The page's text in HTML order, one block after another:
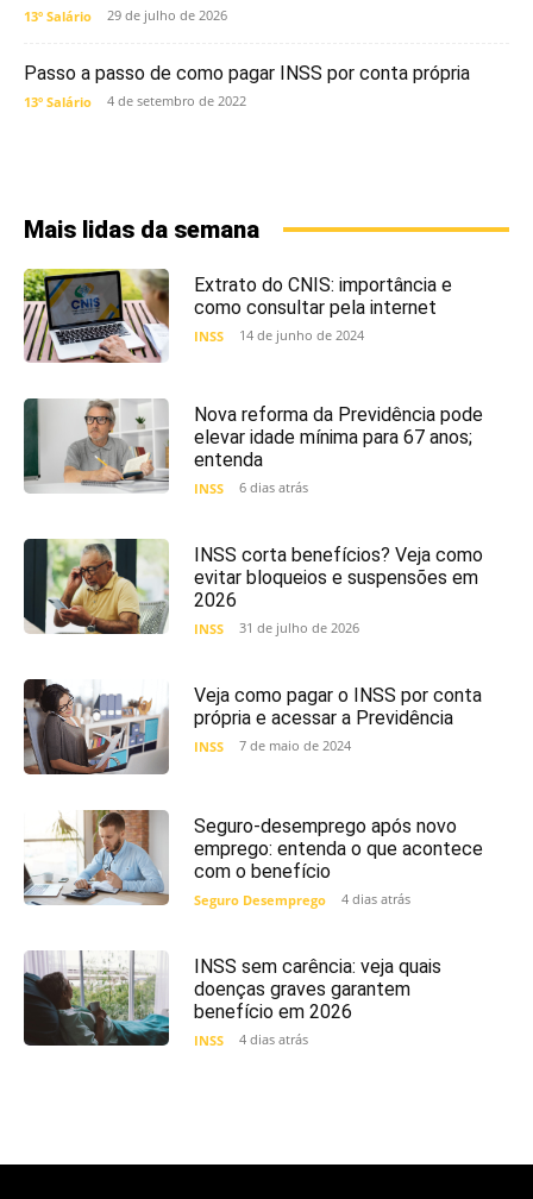
13º Salário 29 de julho de 2026
Passo a passo de como pagar INSS por conta própria
13º Salário 4 de setembro de 2022
Mais lidas da semana
Extrato do CNIS: importância e
como consultar pela internet
INSS 14 de junho de 2024
Nova reforma da Previdência pode
elevar idade mínima para 67 anos;
entenda
INSS 6 dias atrás
INSS corta benefícios? Veja como
evitar bloqueios e suspensões em
2026
INSS 31 de julho de 2026
Veja como pagar o INSS por conta
própria e acessar a Previdência
INSS 7 de maio de 2024
Seguro-desemprego após novo
emprego: entenda o que acontece
com o benefício
Seguro Desemprego 4 dias atrás
INSS sem carência: veja quais
doenças graves garantem
benefício em 2026
INSS 4 dias atrás